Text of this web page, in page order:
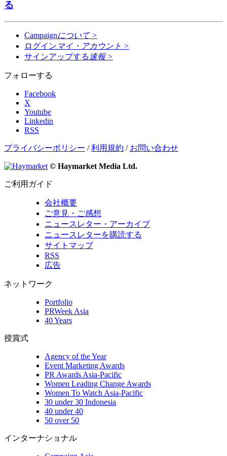
る
Campaignについて >
ログイン マイ・アカウント >
サインアップする 速報 >
フォローする
Facebook
X
Youtube
Linkedin
RSS
プライバシーポリシー /利用規約 / お問い合わせ
© Haymarket Media Ltd.
ご利用ガイド
会社概要
ご意見・ご感想
ニュースレター・アーカイブ
ニュースレターを購読する
サイトマップ
RSS
広告
ネットワーク
Portfolio
PRWeek Asia
40 Years
授賞式
Agency of the Year
Event Marketing Awards
PR Awards Asia-Pacific
Women Leading Change Awards
Women To Watch Asia-Pacific
30 under 30 Indonesia
40 under 40
50 over 50
インターナショナル